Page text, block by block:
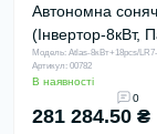
Автономна
(Інвертор-8кВт,
Модель: Atlas-8кВт+18pcs/
Артикул: 00782
В наявності
0
281 284.50 ₴